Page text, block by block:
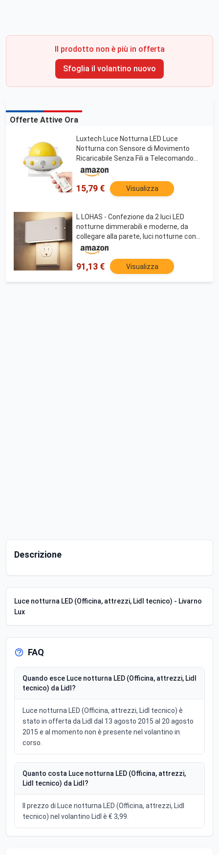
Il prodotto non è più in offerta
Sfoglia il volantino nuovo
Offerte Attive Ora
Luxtech Luce Notturna LED Luce
Notturna con Sensore di Movimento
Ricaricabile Senza Fili a Telecomando
120 Degres Su Una Distanza 3-5 Metri
15,79 € Visualizza
L LOHAS - Confezione da 2 luci LED
notturne dimmerabili e moderne, da
collegare alla parete, luci notturne con
sensore notturno all'alba per bambini, 0-
100 lm, 3000 K, luce notturna bianca
morbida
91,13 € Visualizza
Descrizione
Luce notturna LED (Officina, attrezzi, Lidl tecnico) - Livarno
Lux
FAQ
Quando esce Luce notturna LED (Officina, attrezzi, Lidl
tecnico) da Lidl?
Luce notturna LED (Officina, attrezzi, Lidl tecnico) è
stato in offerta da Lidl dal 13 agosto 2015 al 20 agosto
2015 e al momento non è presente nel volantino in
corso.
Quanto costa Luce notturna LED (Officina, attrezzi,
Lidl tecnico) da Lidl?
Il prezzo di Luce notturna LED (Officina, attrezzi, Lidl
tecnico) nel volantino Lidl è € 3,99.